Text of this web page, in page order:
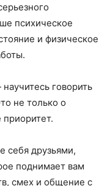
психическое
и физическое
говорить
не только о
приоритет.
себя друзьями,
поднимает вам
смех и общение с